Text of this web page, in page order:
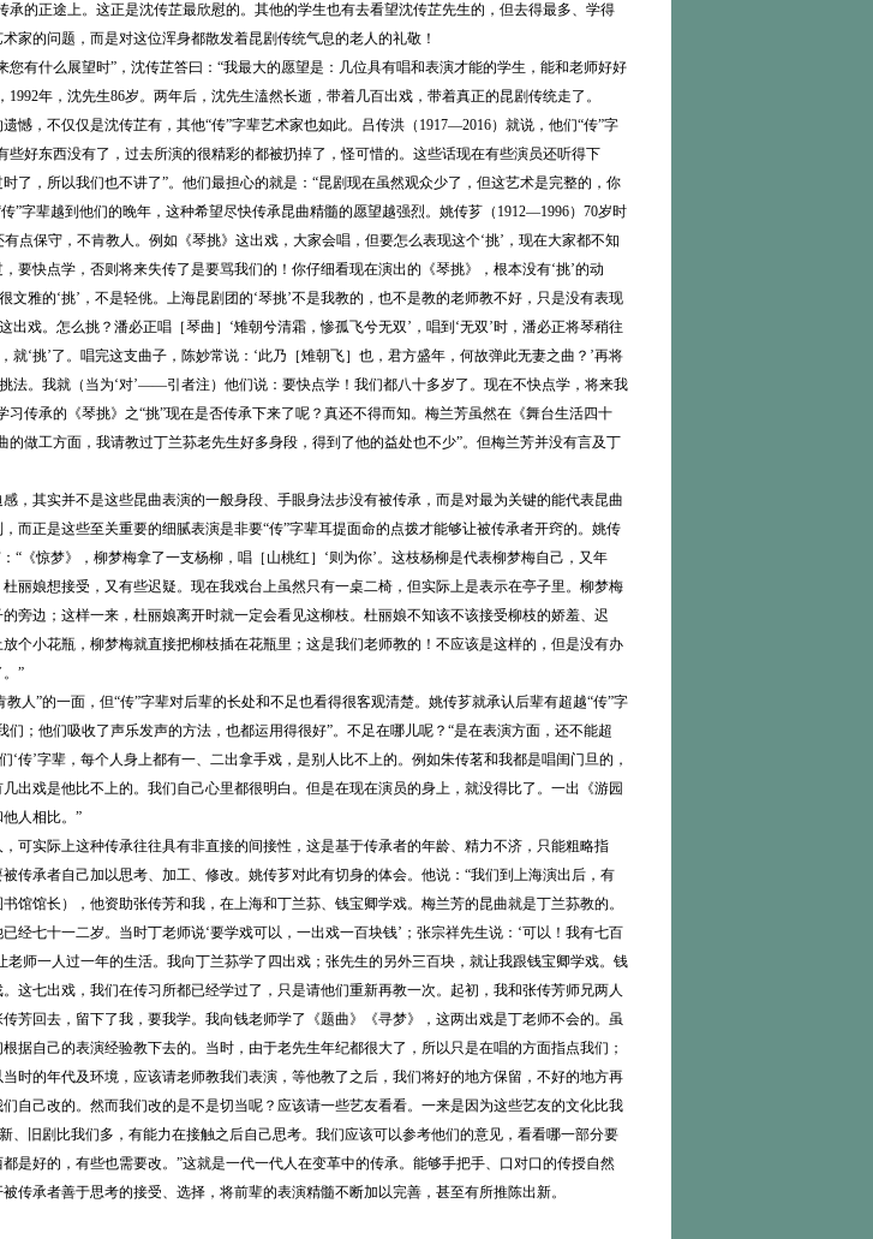
承的正途上。这正是沈传芷最欣慰的。其他的学生也有去看望沈传芷先生的，但去得最多、学得
家的问题，而是对这位浑身都散发着昆剧传统气息的老人的礼敬！
有什么展望时”，沈传芷答曰：“我最大的愿望是：几位具有唱和表演才能的学生，能和老师好好
年，沈先生86岁。两年后，沈先生溘然长逝，带着几百出戏，带着真正的昆剧传统走了。
，不仅仅是沈传芷有，其他“传”字辈艺术家也如此。吕传洪（1917—2016）就说，他们“传”字
些好东西没有了，过去所演的很精彩的都被扔掉了，怪可惜的。这些话现在有些演员还听得下
了，所以我们也不讲了”。他们最担心的就是：“昆剧现在虽然观众少了，但这艺术是完整的，你
”字辈越到他们的晚年，这种希望尽快传承昆曲精髓的愿望越强烈。姚传芗（1912—1996）70岁时
点保守，不肯教人。例如《琴挑》这出戏，大家会唱，但要怎么表现这个‘挑’，现在大家都不知
要快点学，否则将来失传了是要骂我们的！你仔细看现在演出的《琴挑》，根本没有‘挑’的动
文雅的‘挑’，不是轻佻。上海昆剧团的‘琴挑’不是我教的，也不是教的老师教不好，只是没有表现
出戏。怎么挑？潘必正唱［琴曲］‘雉朝兮清霜，惨孤飞兮无双’，唱到‘无双’时，潘必正将琴稍往
就‘挑’了。唱完这支曲子，陈妙常说：‘此乃［雉朝飞］也，君方盛年，何故弹此无妻之曲？’再将
法。我就（当为‘对’——引者注）他们说：要快点学！我们都八十多岁了。现在不快点学，将来我
传承的《琴挑》之“挑”现在是否传承下来了呢？真还不得而知。梅兰芳虽然在《舞台生活四十
的做工方面，我请教过丁兰荪老先生好多身段，得到了他的益处也不少”。但梅兰芳并没有言及丁
其实并不是这些昆曲表演的一般身段、手眼身法步没有被传承，而是对最为关键的能代表昆曲
而正是这些至关重要的细腻表演是非要“传”字辈耳提面命的点拨才能够让被传承者开窍的。姚传
“《惊梦》，柳梦梅拿了一支杨柳，唱［山桃红］‘则为你’。这枝杨柳是代表柳梦梅自己，又年
丽娘想接受，又有些迟疑。现在我戏台上虽然只有一桌二椅，但实际上是表示在亭子里。柳梦梅
旁边；这样一来，杜丽娘离开时就一定会看见这柳枝。杜丽娘不知该不该接受柳枝的娇羞、迟
个小花瓶，柳梦梅就直接把柳枝插在花瓶里；这是我们老师教的！不应该是这样的，但是没有办
”
”的一面，但“传”字辈对后辈的长处和不足也看得很客观清楚。姚传芗就承认后辈有超越“传”字
；他们吸收了声乐发声的方法，也都运用得很好”。不足在哪儿呢？“是在表演方面，还不能超
‘传’字辈，每个人身上都有一、二出拿手戏，是别人比不上的。例如朱传茗和我都是唱闺门旦的，
出戏是他比不上的。我们自己心里都很明白。但是在现在演员的身上，就没得比了。一出《游园
人相比。”
实际上这种传承往往具有非直接的间接性，这是基于传承者的年龄、精力不济，只能粗略指
传承者自己加以思考、加工、修改。姚传芗对此有切身的体会。他说：“我们到上海演出后，有
馆馆长），他资助张传芳和我，在上海和丁兰荪、钱宝卿学戏。梅兰芳的昆曲就是丁兰荪教的。
经七十一二岁。当时丁老师说‘要学戏可以，一出戏一百块钱’；张宗祥先生说：‘可以！我有七百
老师一人过一年的生活。我向丁兰荪学了四出戏；张先生的另外三百块，就让我跟钱宝卿学戏。钱
这七出戏，我们在传习所都已经学过了，只是请他们重新再教一次。起初，我和张传芳师兄两人
芳回去，留下了我，要我学。我向钱老师学了《题曲》《寻梦》，这两出戏是丁老师不会的。虽
据自己的表演经验教下去的。当时，由于老先生年纪都很大了，所以只是在唱的方面指点我们；
时的年代及环境，应该请老师教我们表演，等他教了之后，我们将好的地方保留，不好的地方再
自己改的。然而我们改的是不是切当呢？应该请一些艺友看看。一来是因为这些艺友的文化比我
、旧剧比我们多，有能力在接触之后自己思考。我们应该可以参考他们的意见，看看哪一部分要
是好的，有些也需要改。”这就是一代一代人在变革中的传承。能够手把手、口对口的传授自然
传承者善于思考的接受、选择，将前辈的表演精髓不断加以完善，甚至有所推陈出新。